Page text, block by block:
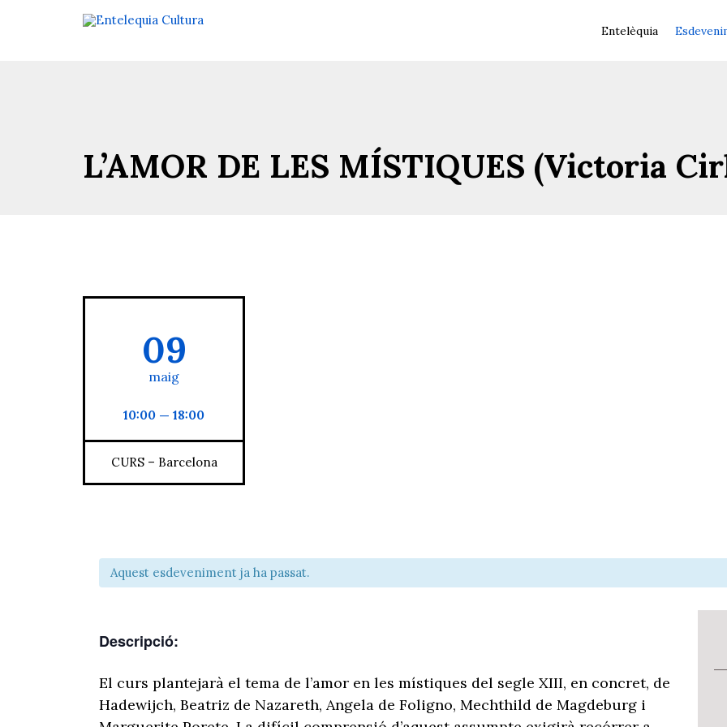
Entelèquia
L’AMOR DE LES MÍSTIQUES (Victoria
09
maig
10:00 — 18:00
CURS – Barcelona
Aquest esdeveniment ja ha passat.
Descripció:
El curs plantejarà el tema de l’amor en les místiques del segle XIII, en concret, de
Hadewijch, Beatriz de Nazareth, Angela de Foligno, Mechthild de Magdeburg i